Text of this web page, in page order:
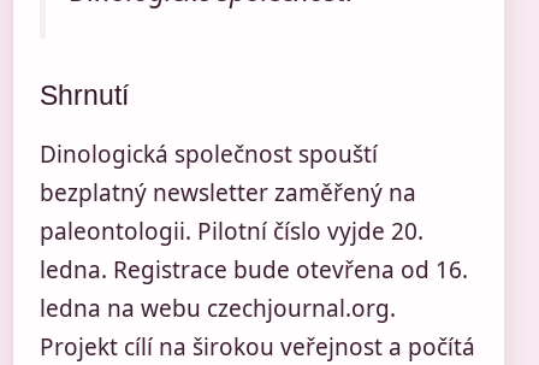
Shrnutí
Dinologická společnost spouští
bezplatný newsletter zaměřený na
paleontologii. Pilotní číslo vyjde 20.
ledna. Registrace bude otevřena od 16.
ledna na webu czechjournal.org.
Projekt cílí na širokou veřejnost a počítá